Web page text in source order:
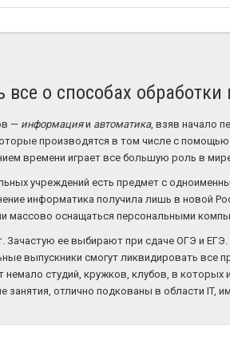
все о способах
— информацияи автоматика, взяв начало
производятся в том числе с
времени играет все большую роль в
учреждений есть предмет с
информатика получила лишь в новой
массово оснащаться персональными
Зачастую ее выбирают при сдаче ОГЭ и
выпускники смогут ликвидировать все
немало студий, кружков, клубов, в
отлично подкованы в области IT,